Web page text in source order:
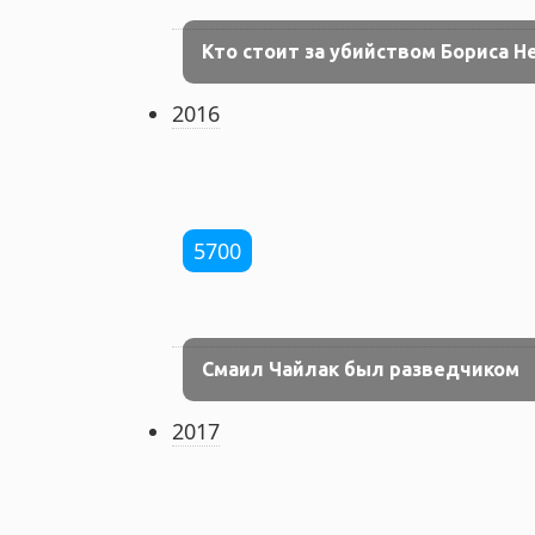
Кто стоит за убийством Бориса
2016
5700
Смаил Чайлак был разведчиком
2017